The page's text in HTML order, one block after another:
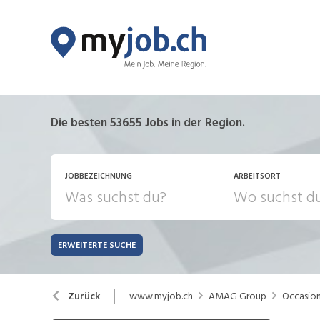
Die besten 53655 Jobs in der Region.
JOBBEZEICHNUNG ARBEITSORT
JOB-TYP
Festanstellung
Bank, Versicherung
Chemie, Pharma, Biotechnologie
ERWEITERTE SUCHE
Zurück www.myjob.ch AMAG Group